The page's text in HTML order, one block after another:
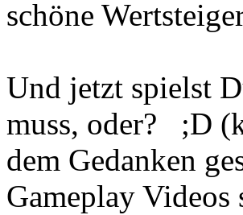
schöne
Und jetzt spielst
muss, oder? ;D
dem Gedanken
Gameplay